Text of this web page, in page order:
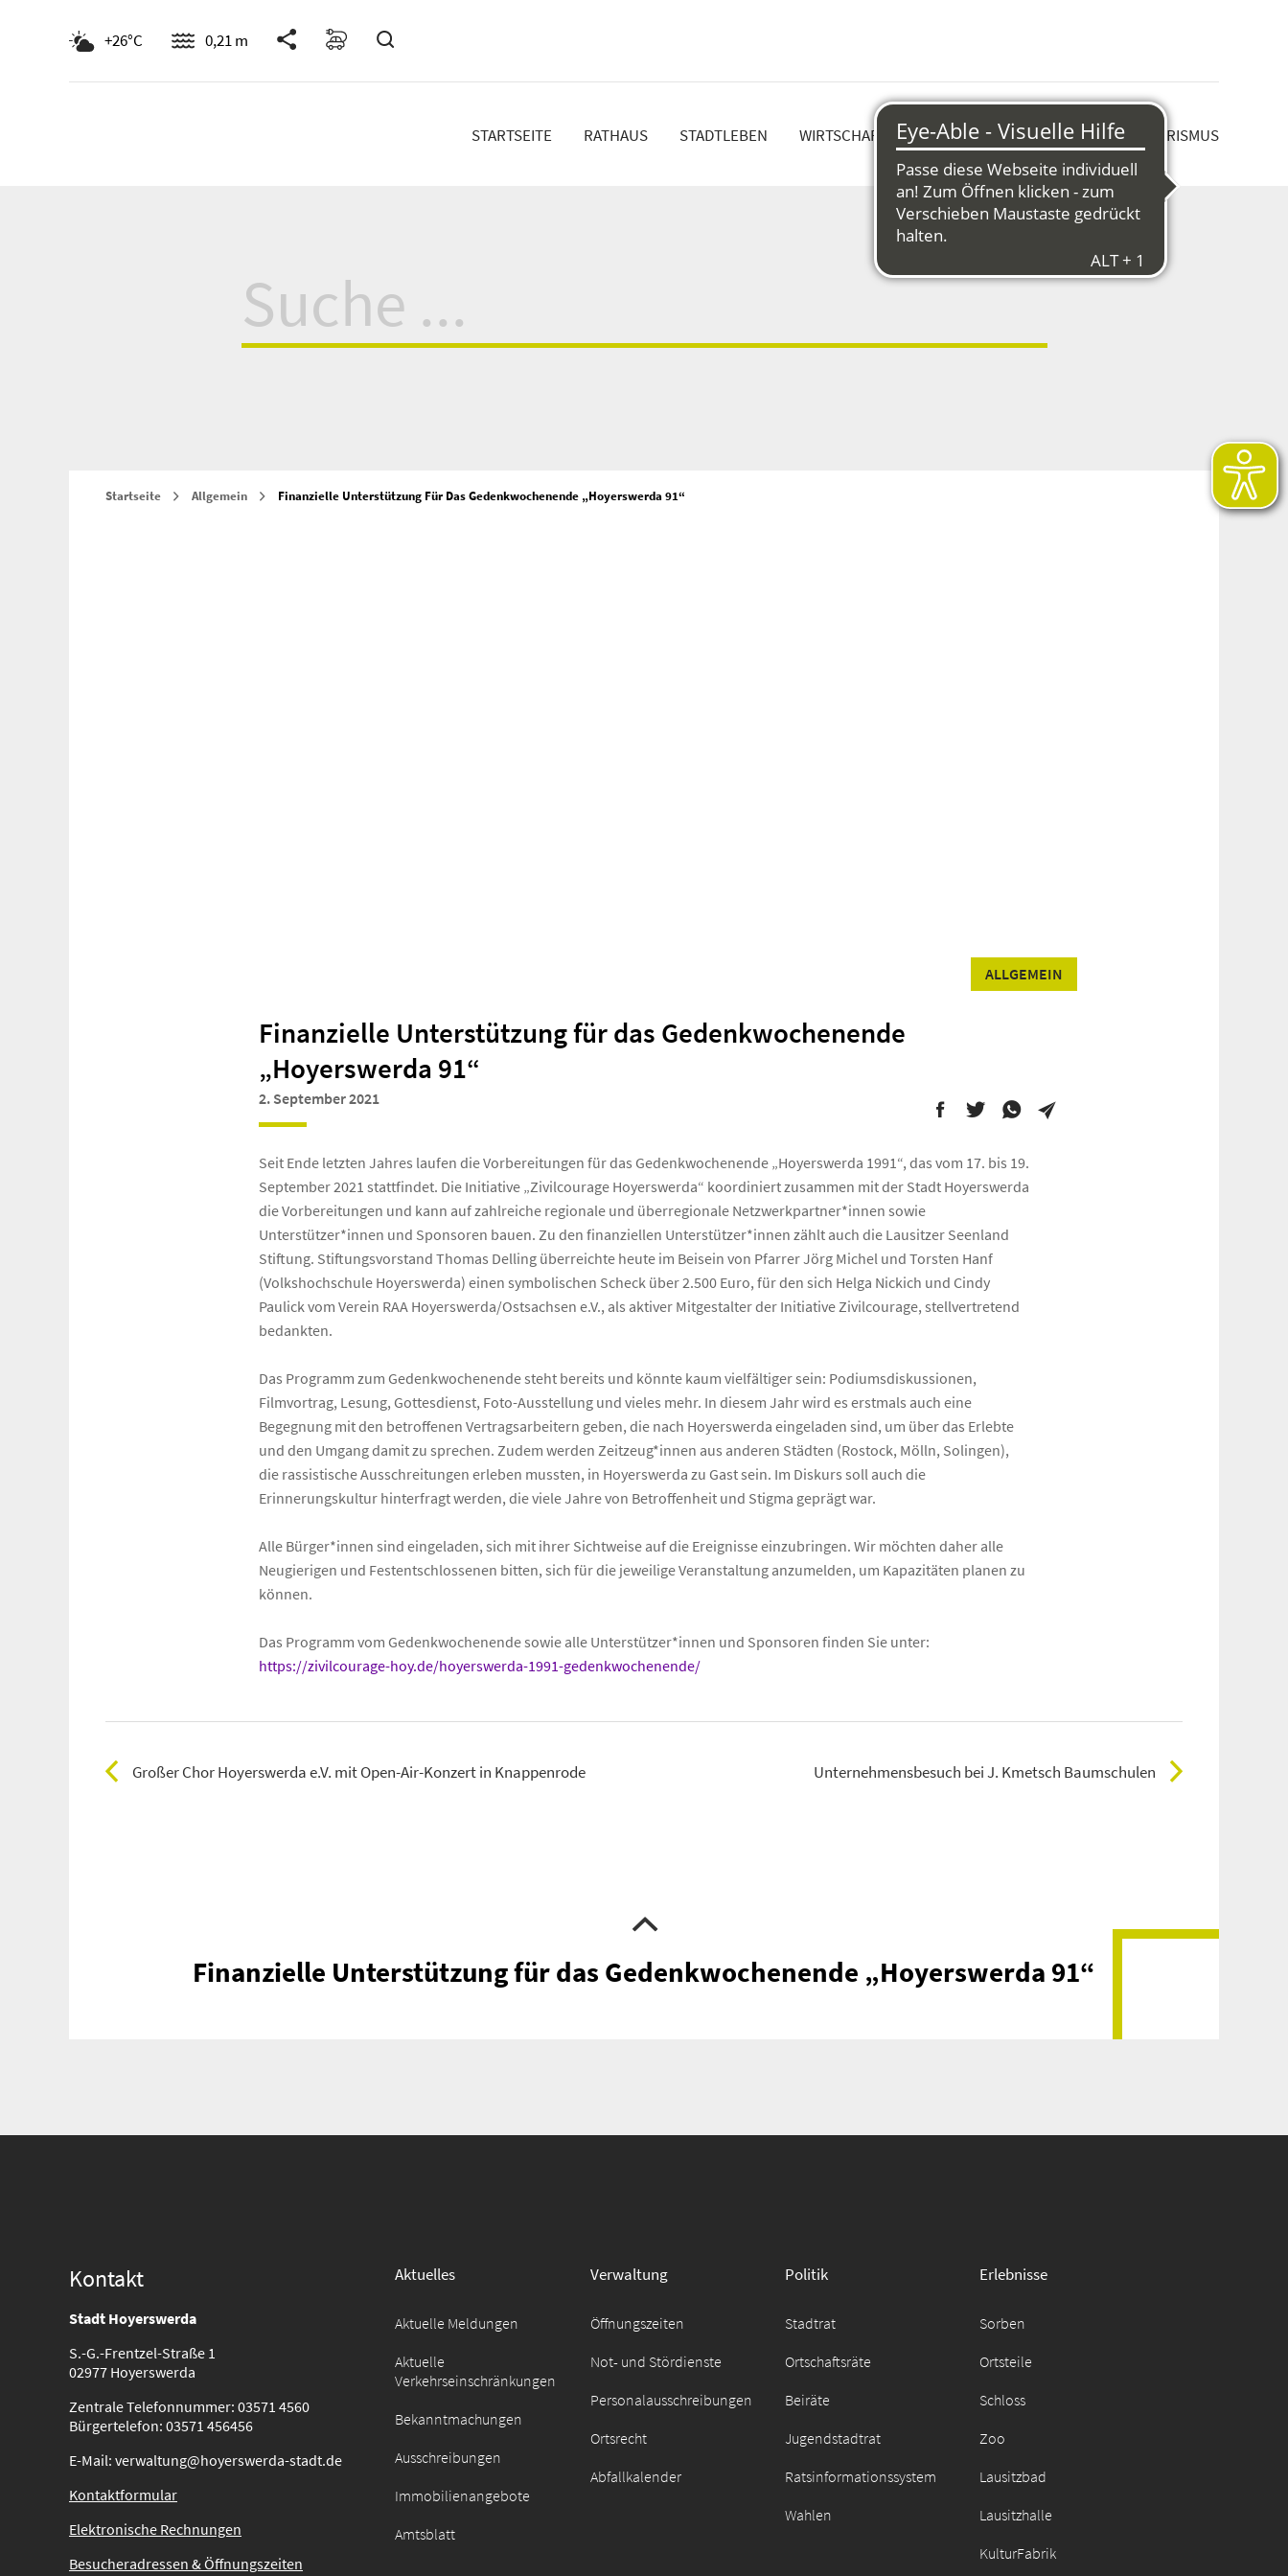
+26°C 0,21 m
STARTSEITE RATHAUS STADTLEBEN WIRTSCHAFT & STRUKTURWANDEL KULTUR & TOURISMUS
für:
Startseite Allgemein Finanzielle Unterstützung Für Das Gedenkwochenende „Hoyerswerda 91“
ALLGEMEIN
Finanzielle Unterstützung für das Gedenkwochenende
„Hoyerswerda 91“
2. September 2021
Seit Ende letzten Jahres laufen die Vorbereitungen für das Gedenkwochenende „Hoyerswerda 1991“, das vom 17. bis 19.
September 2021 stattfindet. Die Initiative „Zivilcourage Hoyerswerda“ koordiniert zusammen mit der Stadt Hoyerswerda
die Vorbereitungen und kann auf zahlreiche regionale und überregionale Netzwerkpartner*innen sowie
Unterstützer*innen und Sponsoren bauen. Zu den finanziellen Unterstützer*innen zählt auch die Lausitzer Seenland
Stiftung. Stiftungsvorstand Thomas Delling überreichte heute im Beisein von Pfarrer Jörg Michel und Torsten Hanf
(Volkshochschule Hoyerswerda) einen symbolischen Scheck über 2.500 Euro, für den sich Helga Nickich und Cindy
Paulick vom Verein RAA Hoyerswerda/Ostsachsen e.V., als aktiver Mitgestalter der Initiative Zivilcourage, stellvertretend
bedankten.
Das Programm zum Gedenkwochenende steht bereits und könnte kaum vielfältiger sein: Podiumsdiskussionen,
Filmvortrag, Lesung, Gottesdienst, Foto-Ausstellung und vieles mehr. In diesem Jahr wird es erstmals auch eine
Begegnung mit den betroffenen Vertragsarbeitern geben, die nach Hoyerswerda eingeladen sind, um über das Erlebte
und den Umgang damit zu sprechen. Zudem werden Zeitzeug*innen aus anderen Städten (Rostock, Mölln, Solingen),
die rassistische Ausschreitungen erleben mussten, in Hoyerswerda zu Gast sein. Im Diskurs soll auch die
Erinnerungskultur hinterfragt werden, die viele Jahre von Betroffenheit und Stigma geprägt war.
Alle Bürger*innen sind eingeladen, sich mit ihrer Sichtweise auf die Ereignisse einzubringen. Wir möchten daher alle
Neugierigen und Festentschlossenen bitten, sich für die jeweilige Veranstaltung anzumelden, um Kapazitäten planen zu
können.
Das Programm vom Gedenkwochenende sowie alle Unterstützer*innen und Sponsoren finden Sie unter:
https://zivilcourage-hoy.de/hoyerswerda-1991-gedenkwochenende/
Großer Chor Hoyerswerda e.V. mit Open-Air-Konzert in Knappenrode Unternehmensbesuch bei J. Kmetsch Baumschulen
Finanzielle Unterstützung für das Gedenkwochenende „Hoyerswerda 91“
Kontakt
Stadt Hoyerswerda
S.-G.-Frentzel-Straße 1
02977 Hoyerswerda
Zentrale Telefonnummer: 03571 4560
Bürgertelefon: 03571 456456
E-Mail: verwaltung@hoyerswerda-stadt.de
Kontaktformular
Elektronische Rechnungen
Besucheradressen & Öffnungszeiten
Aktuelles
Aktuelle Meldungen
Aktuelle
Verkehrseinschränkungen
Bekanntmachungen
Ausschreibungen
Immobilienangebote
Amtsblatt
Verwaltung
Öffnungszeiten
Not- und Stördienste
Personalausschreibungen
Ortsrecht
Abfallkalender
Politik
Stadtrat
Ortschaftsräte
Beiräte
Jugendstadtrat
Ratsinformationssystem
Wahlen
Erlebnisse
Sorben
Ortsteile
Schloss
Zoo
Lausitzbad
Lausitzhalle
KulturFabrik